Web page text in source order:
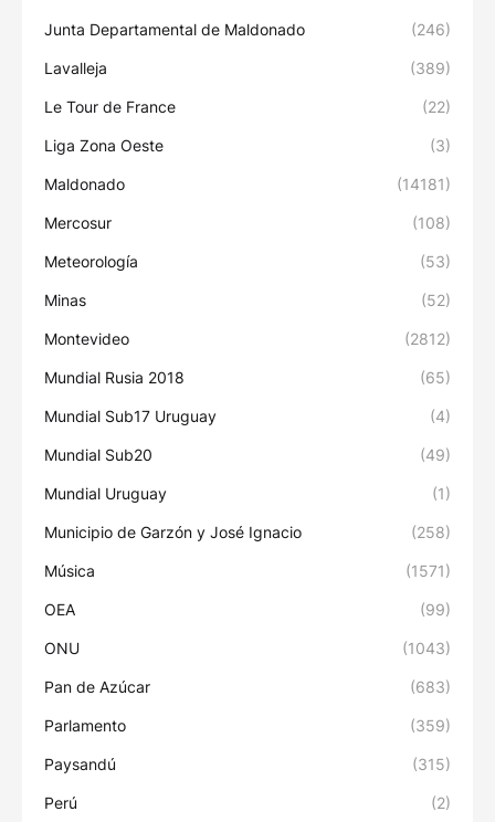
Junta Departamental de Maldonado (246)
Lavalleja (389)
Le Tour de France (22)
Liga Zona Oeste (3)
Maldonado (14181)
Mercosur (108)
Meteorología (53)
Minas (52)
Montevideo (2812)
Mundial Rusia 2018 (65)
Mundial Sub17 Uruguay (4)
Mundial Sub20 (49)
Mundial Uruguay (1)
Municipio de Garzón y José Ignacio (258)
Música (1571)
OEA (99)
ONU (1043)
Pan de Azúcar (683)
Parlamento (359)
Paysandú (315)
Perú (2)